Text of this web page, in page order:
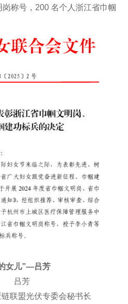
称号，200 名个人浙江省巾帼
女儿”—吕芳
吕芳
盟光伏专委会秘书长